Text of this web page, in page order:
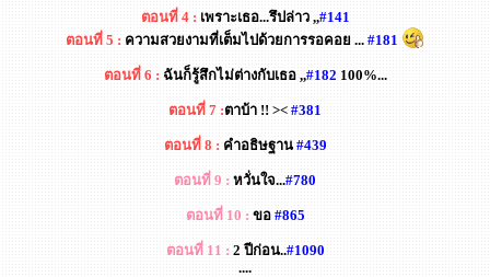
ตอนที่ 4 : เพราะเธอ...รึปล่าว ,,#141
ตอนที่ 5 : ความสวยงามที่เต็มไปด้วยการรอคอย ... #181
ตอนที่ 6 : ฉันก็รู้สึกไม่ต่างกับเธอ ,,#182 100%...
ตอนที่ 7 :ตาบ้า !! >< #381
ตอนที่ 8 :คำอธิษฐาน #439
ตอนที่ 9 : หวั่นใจ...#780
ตอนที่ 10 :ขอ #865
ตอนที่ 11 :2 ปีก่อน..#1090
....